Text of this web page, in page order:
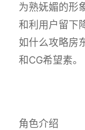
为熟妩媚的形
和利用户留下
如什么攻略房
和CG希望素。
角色介绍